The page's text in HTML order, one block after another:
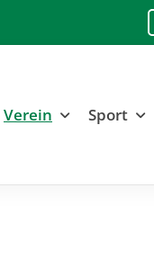
Verein Sport